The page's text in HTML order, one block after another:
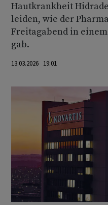
Hautkrankheit
leiden, wie der
Freitagabend in
gab.
13.03.2026 19:01